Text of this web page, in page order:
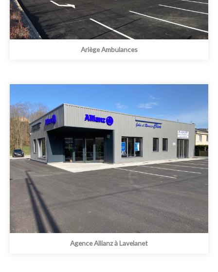
Ariège Ambulances
Agence Allianz à Lavelanet